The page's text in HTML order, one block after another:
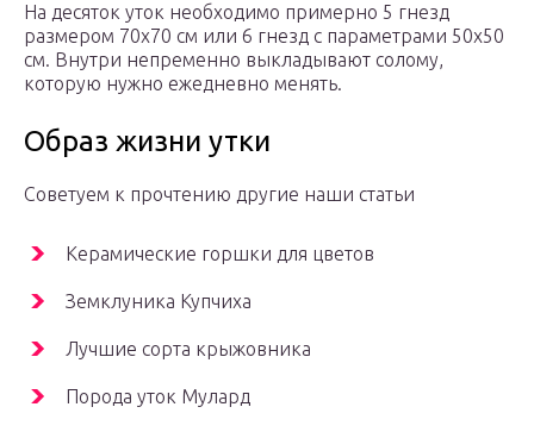
На десяток уток необходимо примерно 5 гнезд
размером 70х70 см или 6 гнезд с параметрами 50х50
см. Внутри непременно выкладывают солому,
которую нужно ежедневно менять.
Образ жизни утки
Советуем к прочтению другие наши статьи
Керамические горшки для цветов
Земклуника Купчиха
Лучшие сорта крыжовника
Порода уток Мулард